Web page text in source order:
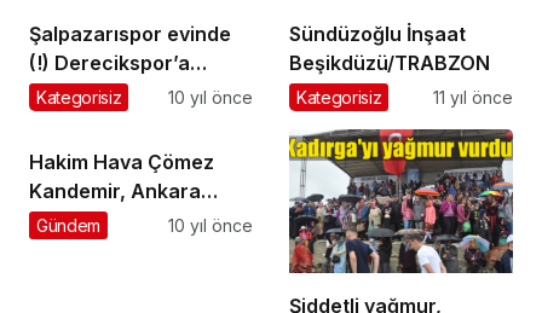
Şalpazarıspor evinde
(!) Derecikspor’a
yenildi
Kategorisiz 10 yıl önce
Sündüzoğlu İnşaat
Beşikdüzü/TRABZON
Kategorisiz 11 yıl önce
Hakim Hava Çömez
Kandemir, Ankara
İstinaf Mahkemesi
Gündem 10 yıl önce
Şiddetli yağmur,